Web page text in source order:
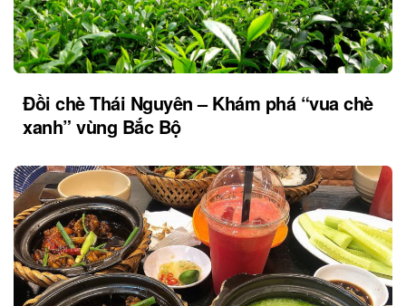
Đồi chè Thái Nguyên – Khám phá “vua chè
xanh” vùng Bắc Bộ